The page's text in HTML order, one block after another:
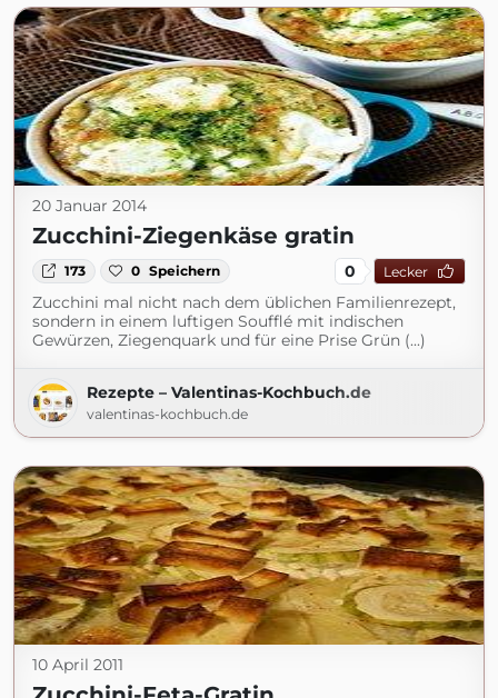
20 Januar 2014
Zucchini-Ziegenkäse gratin
173 0 Speichern 0 Lecker
Zucchini mal nicht nach dem üblichen Familienrezept,
sondern in einem luftigen Soufflé mit indischen
Gewürzen, Ziegenquark und für eine Prise Grün (...)
Rezepte – Valentinas-Kochbuch.de
valentinas-kochbuch.de
10 April 2011